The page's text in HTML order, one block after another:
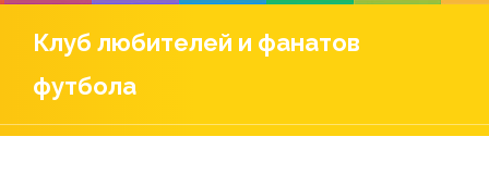
Клуб любителей и фанатов
футбола